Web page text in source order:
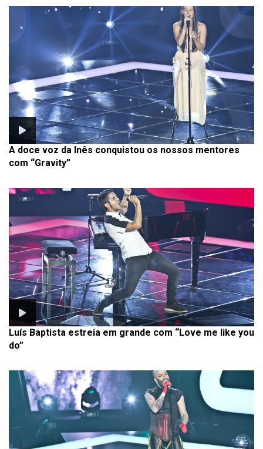
A doce voz da Inês conquistou os nossos mentores
com “Gravity”
Luís Baptista estreia em grande com “Love me like you
do”